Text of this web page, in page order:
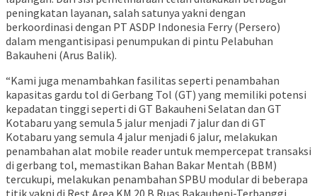
peningkatan layanan, salah satunya yakni dengan
berkoordinasi dengan PT ASDP Indonesia Ferry (Persero)
dalam mengantisipasi penumpukan di pintu Pelabuhan
Bakauheni (Arus Balik).
“Kami juga menambahkan fasilitas seperti penambahan
kapasitas gardu tol di Gerbang Tol (GT) yang memiliki potensi
kepadatan tinggi seperti di GT Bakauheni Selatan dan GT
Kotabaru yang semula 5 jalur menjadi 7 jalur dan di GT
Kotabaru yang semula 4 jalur menjadi 6 jalur, melakukan
penambahan alat mobile reader untuk mempercepat transaksi
di gerbang tol, memastikan Bahan Bakar Mentah (BBM)
tercukupi, melakukan penambahan SPBU modular di beberapa